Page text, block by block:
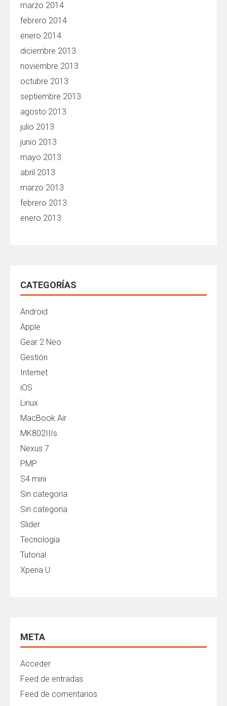
marzo 2014
febrero 2014
enero 2014
diciembre 2013
noviembre 2013
octubre 2013
septiembre 2013
agosto 2013
julio 2013
junio 2013
mayo 2013
abril 2013
marzo 2013
febrero 2013
enero 2013
CATEGORÍAS
Android
Apple
Gear 2 Neo
Gestión
Internet
iOS
Linux
MacBook Air
MK802IIIs
Nexus 7
PMP
S4 mini
Sin categoría
Sin categoria
Slider
Tecnologia
Tutorial
Xperia U
META
Acceder
Feed de entradas
Feed de comentarios